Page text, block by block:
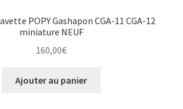
POPY Gashapon CGA-11 CGA-12
miniature NEUF
160,00€
Ajouter au panier